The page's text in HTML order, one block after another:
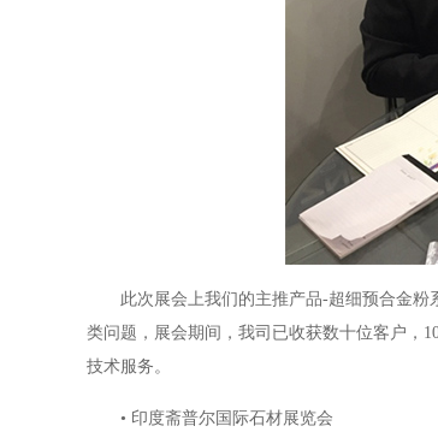
此次展会上我们的主推产品-超细预合金
类问题，展会期间，我司已收获数十位客户，
技术服务。
• 印度斋普尔国际石材展览会